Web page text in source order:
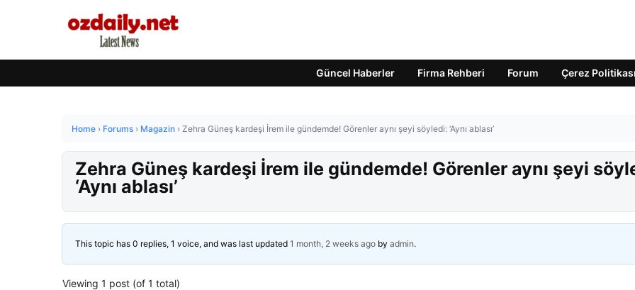
Güncel Haberler Firma Rehberi Forum Çerez Politikası
Home › Forums › Magazin › Zehra Güneş kardeşi İrem ile gündemde! Görenler aynı şeyi söyledi: ‘Aynı ablası’
Zehra Güneş kardeşi İrem ile gündemde! Görenler aynı şeyi
‘Aynı ablası’
This topic has 0 replies, 1 voice, and was last updated 1 month, 2 weeks ago by admin.
Viewing 1 post (of 1 total)